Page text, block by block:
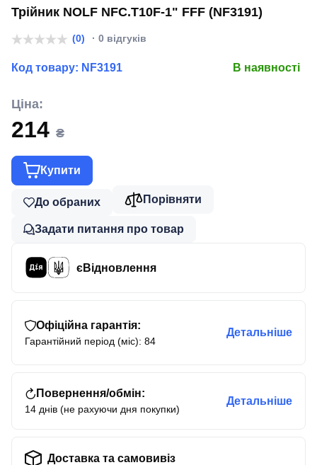
Трійник NOLF NFC.T10F-1" FFF (NF3191)
(0) · 0 відгуків
Код товару: NF3191 В наявності
Ціна:
214 ₴
Купити
До обраних Порівняти
Задати питання про товар
єВідновлення
Офіційна гарантія:
Гарантійний період (міс): 84
Детальніше
Повернення/обмін:
14 днів (не рахуючи дня покупки)
Детальніше
Доставка та самовивіз